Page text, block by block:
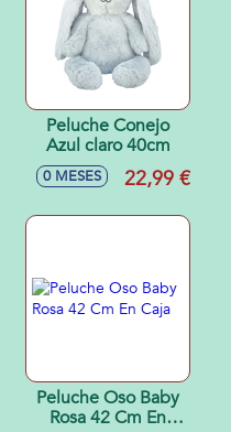
Peluche Conejo
Azul claro 40cm
0 MESES 22,99 €
Peluche Oso Baby
Rosa 42 Cm En